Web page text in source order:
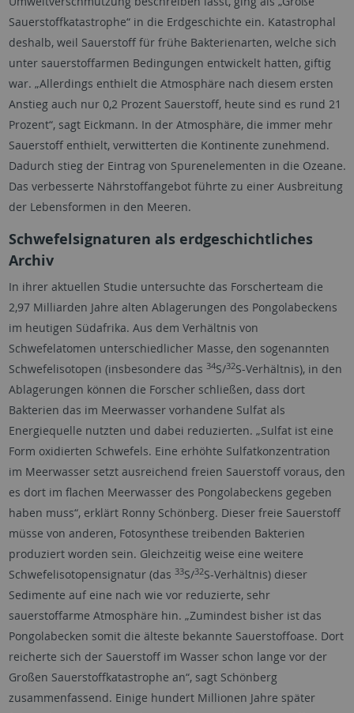
Sauerstoffkatastrophe“ in die Erdgeschichte ein. Katastrophal
deshalb, weil Sauerstoff für frühe Bakterienarten, welche sich
unter sauerstoffarmen Bedingungen entwickelt hatten, giftig
war. „Allerdings enthielt die Atmosphäre nach diesem ersten
Anstieg auch nur 0,2 Prozent Sauerstoff, heute sind es rund 21
Prozent“, sagt Eickmann. In der Atmosphäre, die immer mehr
Sauerstoff enthielt, verwitterten die Kontinente zunehmend.
Dadurch stieg der Eintrag von Spurenelementen in die Ozeane.
Das verbesserte Nährstoffangebot führte zu einer Ausbreitung
der Lebensformen in den Meeren.
Schwefelsignaturen als erdgeschichtliches
Archiv
In ihrer aktuellen Studie untersuchte das Forscherteam die
2,97 Milliarden Jahre alten Ablagerungen des Pongolabeckens
im heutigen Südafrika. Aus dem Verhältnis von
Schwefelatomen unterschiedlicher Masse, den sogenannten
Schwefelisotopen (insbesondere das 34S/32S-Verhältnis), in den
Ablagerungen können die Forscher schließen, dass dort
Bakterien das im Meerwasser vorhandene Sulfat als
Energiequelle nutzten und dabei reduzierten. „Sulfat ist eine
Form oxidierten Schwefels. Eine erhöhte Sulfatkonzentration
im Meerwasser setzt ausreichend freien Sauerstoff voraus, den
es dort im flachen Meerwasser des Pongolabeckens gegeben
haben muss“, erklärt Ronny Schönberg. Dieser freie Sauerstoff
müsse von anderen, Fotosynthese treibenden Bakterien
produziert worden sein. Gleichzeitig weise eine weitere
Schwefelisotopensignatur (das 33S/32S-Verhältnis) dieser
Sedimente auf eine nach wie vor reduzierte, sehr
sauerstoffarme Atmosphäre hin. „Zumindest bisher ist das
Pongolabecken somit die älteste bekannte Sauerstoffoase. Dort
reicherte sich der Sauerstoff im Wasser schon lange vor der
Großen Sauerstoffkatastrophe an“, sagt Schönberg
zusammenfassend. Einige hundert Millionen Jahre später